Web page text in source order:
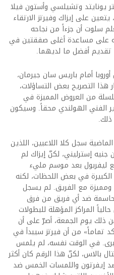
يونايتد وتشيلسي وأستون فيلا
على إيزاك وفيرتز الارتقاء
سلوت أن جزءاً من نجاحه
على مساعدة أغلى صفقتين في
تقديم أفضل ما لديهما.
أمام باريس سان جيرمان،
التصريح بعض التساؤلات،
من العروض المميزة في
الفني الهولندي محقاً. وسيكون
سجل كلا اللاعبين، اللذين
مجتمعةً 241 مليون جنيه إسترليني، لكنّ إيزاك لم
كاملة مع ليفربول بعد موسم مليء
الكبيرة في بعض اللحظات، لكنه
مع الفريق. لم يسجل
حاسمة ضد أي فريق من فرق
المراكز المؤهلة للبطولات
ذلك يوم الجمعة، أصرّ على أن
تماماً» من أن فيرتز سيبدأ في
في الوقت نفسه، لم يلمس
ضد كريستال بالاس، لكنّ هذا الرقم كان أكثر
إيفرتون واللمسات الخمس ضد